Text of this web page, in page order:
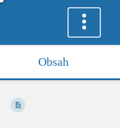
Obsah